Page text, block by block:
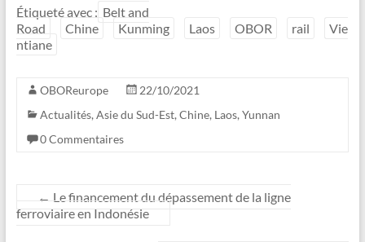
Étiqueté avec : Belt and
Road
Chine Kunming Laos OBOR rail
Vie
ntiane
OBOReurope
22/10/2021
Actualités, Asie du Sud-Est, Chine, Laos, Yunnan
0 Commentaires
← Le financement du dépassement de la ligne
ferroviaire en Indonésie